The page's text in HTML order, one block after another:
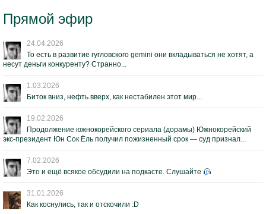
Прямой эфир
24.04.2026
То есть в развитие гугловского gemini они вкладываться не хотят, а
несут деньги конкуренту? Странно...
1.03.2026
Биток вниз, нефть вверх, как нестабилен этот мир...
19.02.2026
Продолжение южнокорейского сериала (дорамы) Южнокорейский
экс-президент Юн Сок Ёль получил пожизненный срок — суд признал...
7.02.2026
Это и ещё всякое обсудили на подкасте. Слушайте
31.01.2026
Как коснулись, так и отскочили :D